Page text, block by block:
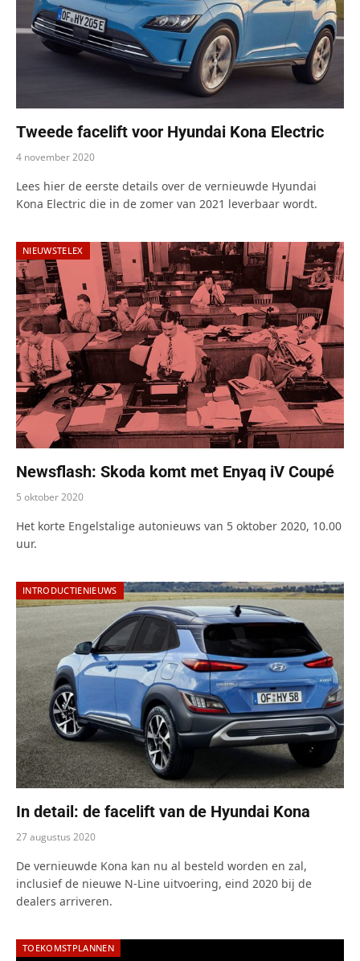
Tweede facelift voor Hyundai Kona Electric
4 november 2020
Lees hier de eerste details over de vernieuwde Hyundai
Kona Electric die in de zomer van 2021 leverbaar wordt.
NIEUWSTELEX
Newsflash: Skoda komt met Enyaq iV Coupé
5 oktober 2020
Het korte Engelstalige autonieuws van 5 oktober 2020, 10.00
uur.
INTRODUCTIENIEUWS
In detail: de facelift van de Hyundai Kona
27 augustus 2020
De vernieuwde Kona kan nu al besteld worden en zal,
inclusief de nieuwe N-Line uitvoering, eind 2020 bij de
dealers arriveren.
TOEKOMSTPLANNEN